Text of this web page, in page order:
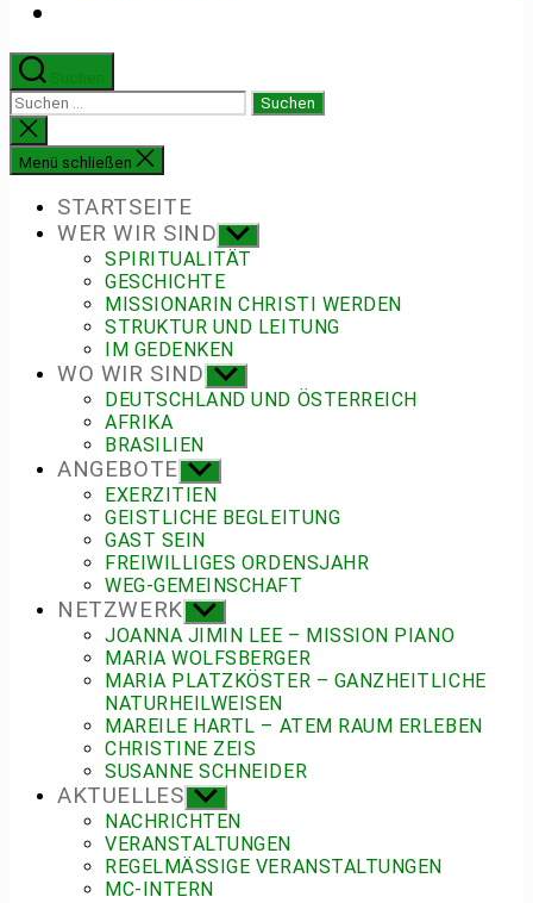
Suchen
nach:
Suche
schließen
Menü schließen
STARTSEITE
WER WIR SIND Untermenü
anzeigen
SPIRITUALITÄT
GESCHICHTE
MISSIONARIN CHRISTI WERDEN
STRUKTUR UND LEITUNG
IM GEDENKEN
WO WIR SIND
Untermenü
anzeigen
DEUTSCHLAND UND ÖSTERREICH
AFRIKA
BRASILIEN
ANGEBOTE Untermenü
anzeigen
EXERZITIEN
GEISTLICHE BEGLEITUNG
GAST SEIN
FREIWILLIGES ORDENSJAHR
WEG-GEMEINSCHAFT
NETZWERK Untermenü
anzeigen
JOANNA JIMIN LEE – MISSION PIANO
MARIA WOLFSBERGER
MARIA PLATZKÖSTER – GANZHEITLICHE
NATURHEILWEISEN
MAREILE HARTL – ATEM RAUM ERLEBEN
CHRISTINE ZEIS
SUSANNE SCHNEIDER
AKTUELLES Untermenü
anzeigen
NACHRICHTEN
VERANSTALTUNGEN
REGELMÄSSIGE VERANSTALTUNGEN
MC-INTERN